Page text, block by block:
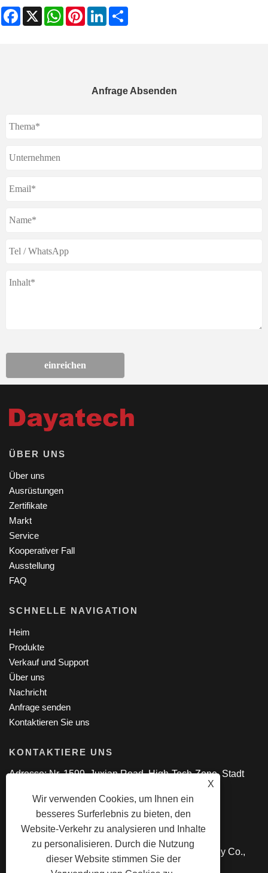
Facebook
X WhatsApp
PinterestLinkedIn
Anfrage Absenden
einreichen
X
Wir verwenden Cookies, um Ihnen ein
besseres Surferlebnis zu bieten, den
Website-Verkehr zu analysieren und Inhalte
zu personalisieren. Durch die Nutzung
dieser Website stimmen Sie der
ÜBER UNS
Über uns
Ausrüstungen
Zertifikate
Markt
Service
Kooperativer Fall
Ausstellung
FAQ
SCHNELLE NAVIGATION
Heim
Produkte
Verkauf und Support
Über uns
Nachricht
Anfrage senden
Kontaktieren Sie uns
KONTAKTIERE UNS
Adresse: Nr. 1599, Juxian Road, High-Tech-Zone, Stadt
Tel: +86-574-55712633
Email:jessie@dayatech.cc
Copyright © 2024 Ningbo Dayatech Technology Co.,